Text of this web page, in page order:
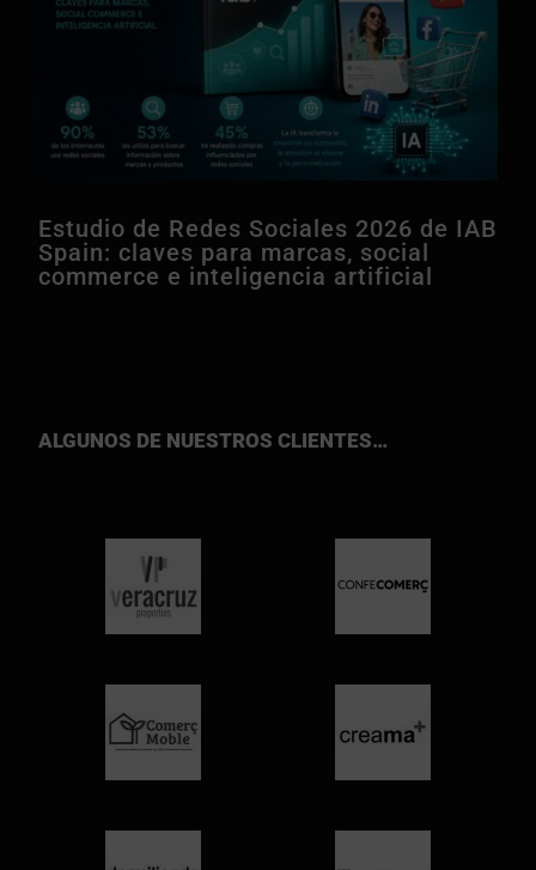
Estudio de Redes Sociales 2026 de IAB
Spain: claves para marcas, social
commerce e inteligencia artificial
ALGUNOS DE NUESTROS CLIENTES…